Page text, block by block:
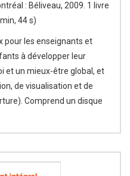
: Béliveau, 2009. 1 livre
44 s)
pour les enseignants et
à développer leur
et un mieux-être global, et
de visualisation et de
Comprend un disque